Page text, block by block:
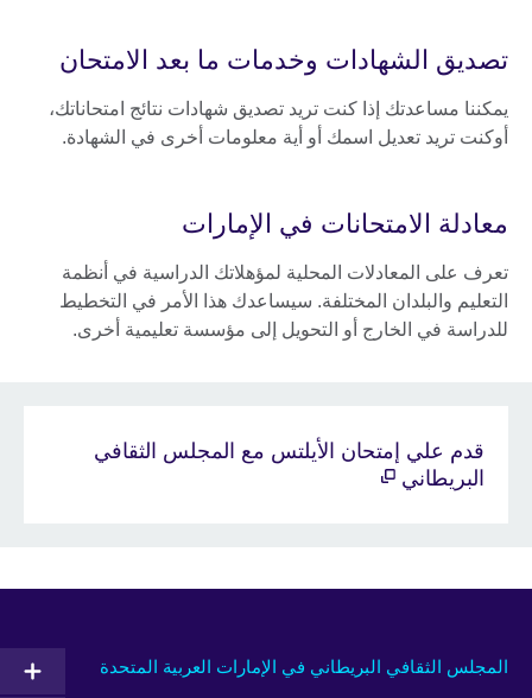
تصديق الشهادات وخدمات ما بعد الامتحان
يمكننا مساعدتك إذا كنت تريد تصديق شهادات نتائج امتحاناتك،
أوكنت تريد تعديل اسمك أو أية معلومات أخرى في الشهادة.
معادلة الامتحانات في الإمارات
تعرف على المعادلات المحلية لمؤهلاتك الدراسية في أنظمة
التعليم والبلدان المختلفة. سيساعدك هذا الأمر في التخطيط
للدراسة في الخارج أو التحويل إلى مؤسسة تعليمية أخرى.
قدم علي إمتحان الأيلتس مع المجلس الثقافي
البريطاني
المجلس الثقافي البريطاني في الإمارات العربية المتحدة